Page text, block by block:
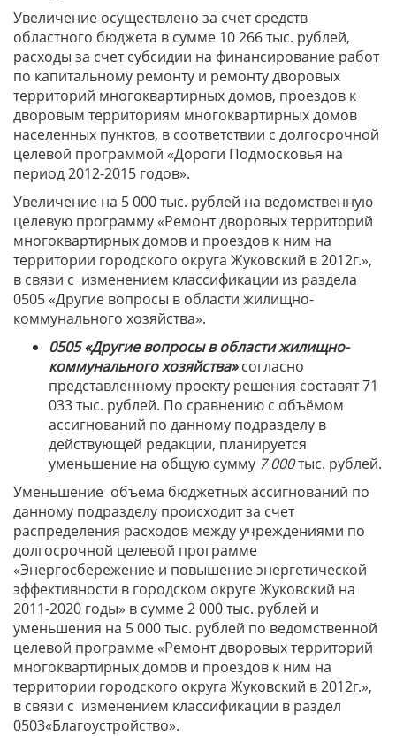
Увеличение осуществлено за счет средств
областного бюджета в сумме 10 266 тыс. рублей,
расходы за счет субсидии на финансирование работ
по капитальному ремонту и ремонту дворовых
территорий многоквартирных домов, проездов к
дворовым территориям многоквартирных домов
населенных пунктов, в соответствии с долгосрочной
целевой программой «Дороги Подмосковья на
период 2012-2015 годов».
Увеличение на 5 000 тыс. рублей на ведомственную
целевую программу «Ремонт дворовых территорий
многоквартирных домов и проездов к ним на
территории городского округа Жуковский в 2012г.»,
в связи с изменением классификации из раздела
0505 «Другие вопросы в области жилищно-
коммунального хозяйства».
0505 «Другие вопросы в области жилищно-
коммунального хозяйства»согласно
представленному проекту решения составят 71
033 тыс. рублей. По сравнению с объёмом
ассигнований по данному подразделу в
действующей редакции, планируется
уменьшение на общую сумму 7 000тыс. рублей.
Уменьшение объема бюджетных ассигнований по
данному подразделу происходит за счет
распределения расходов между учреждениями по
долгосрочной целевой программе
«Энергосбережение и повышение энергетической
эффективности в городском округе Жуковский на
2011-2020 годы» в сумме 2 000 тыс. рублей и
уменьшения на 5 000 тыс. рублей по ведомственной
целевой программе «Ремонт дворовых территорий
многоквартирных домов и проездов к ним на
территории городского округа Жуковский в 2012г.»,
в связи с изменением классификации в раздел
0503«Благоустройство».